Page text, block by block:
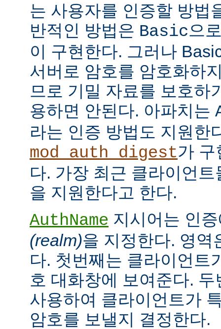
는 사용자를 인증할 방법
반적인 방법은 Basic으
이 구현한다. 그러나
서버로 암호를 암호화하
므로 기밀 자료를 보호하
용하면 안된다. 아파치는
라는 인증 방법도 지원한
mod_auth_digest가 구
다. 가장 최근 클라이언
을 지원한다고 한다.
AuthName 지시어는 인
(realm)을 지정한다. 영역
다. 첫번째는 클라이언트
호 대화창에 보여준다.
사용하여 클라이언트가
암호를 보낼지 결정한다.